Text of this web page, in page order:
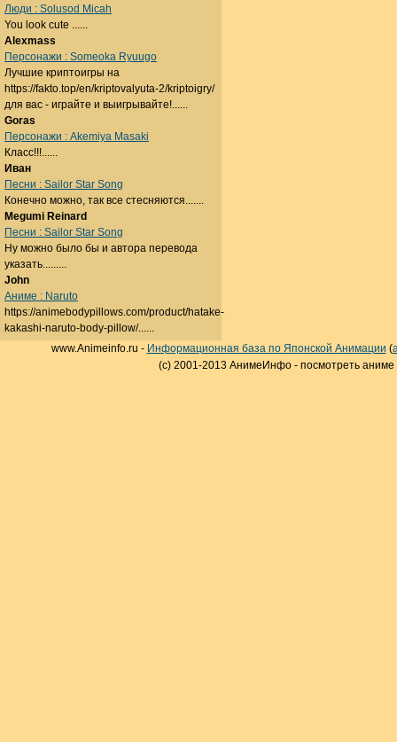
Люди : Solusod Micah
You look cute ......
Alexmass
Персонажи : Someoka Ryuugo
Лучшие криптоигры на
https://fakto.top/en/kriptovalyuta-2/kriptoigry/
для вас - играйте и выигрывайте!......
Goras
Персонажи : Akemiya Masaki
Класс!!!......
Иван
Песни : Sailor Star Song
Конечно можно, так все стесняются.......
Megumi Reinard
Песни : Sailor Star Song
Ну можно было бы и автора перевода
указать.........
John
Аниме : Naruto
https://animebodypillows.com/product/hatake-
kakashi-naruto-body-pillow/......
www.Animeinfo.ru - Информационная база по Японской Анимации (
(c) 2001-2013 АнимеИнфо - посмотреть аниме